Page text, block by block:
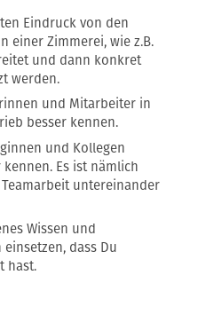
Eindruck von den
einer Zimmerei, wie z.B.
und dann konkret
werden.
und Mitarbeiter in
besser kennen.
und Kollegen
Es ist nämlich
untereinander
Wissen und
dass Du
hast.